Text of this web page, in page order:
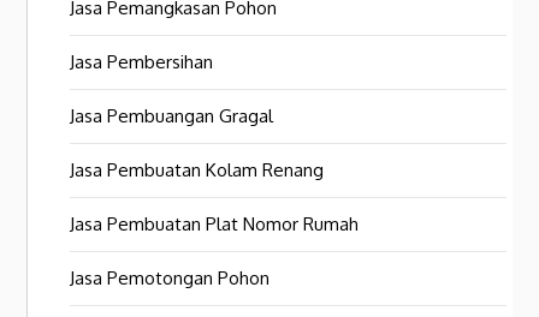
Jasa Pemangkasan Pohon
Jasa Pembersihan
Jasa Pembuangan Gragal
Jasa Pembuatan Kolam Renang
Jasa Pembuatan Plat Nomor Rumah
Jasa Pemotongan Pohon